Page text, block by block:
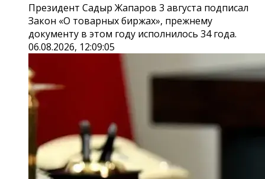
Президент Садыр Жапаров 3 августа подписал
Закон «О товарных биржах», прежнему
документу в этом году исполнилось 34 года.
06.08.2026, 12:09:05